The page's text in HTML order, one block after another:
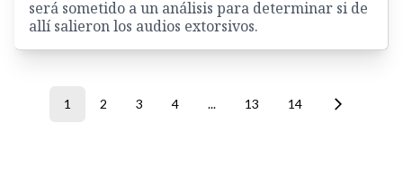
será sometido a un análisis para determinar si de
allí salieron los audios extorsivos.
1 2 3 4 ... 13 14